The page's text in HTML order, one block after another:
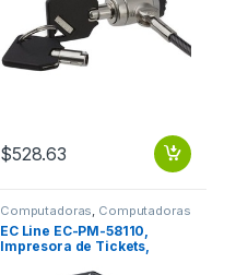
$528.63
Computadoras Computadoras
de Escritorio
EC Line EC-PM-58110,
Impresora de Tickets,